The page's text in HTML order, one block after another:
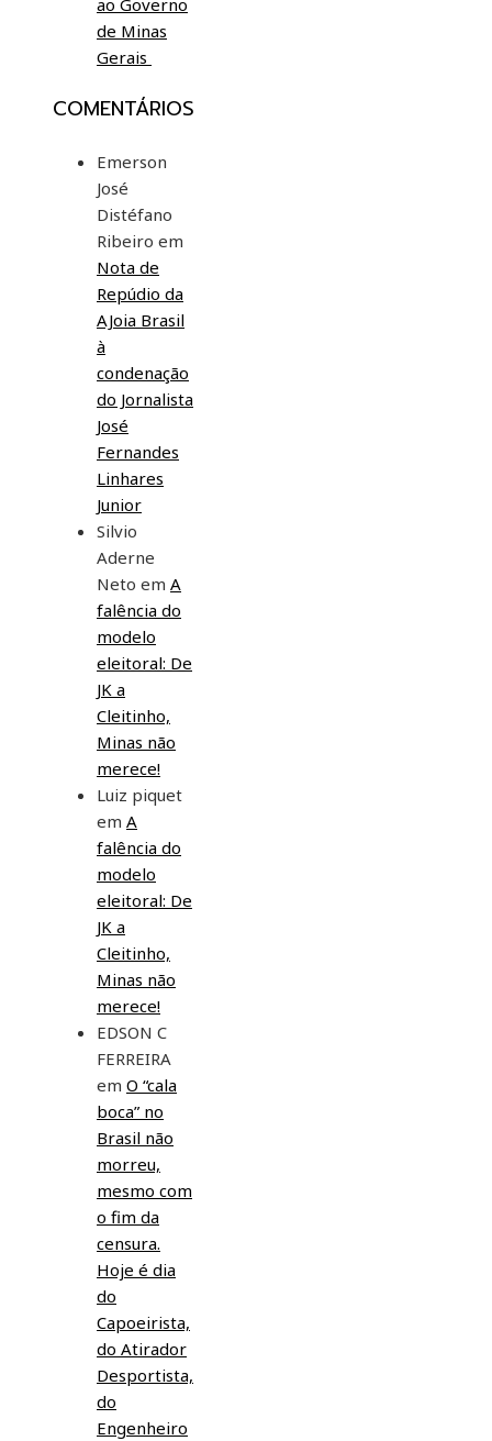
de Minas
Gerais
COMENTÁRIOS
Emerson
José
Distéfano
Ribeiro em
Nota de
Repúdio da
AJoia Brasil
à
condenação
do Jornalista
José
Fernandes
Linhares
Junior
Silvio
Aderne
Neto em A
falência do
modelo
eleitoral: De
JK a
Cleitinho,
Minas não
merece!
Luiz piquet
em A
falência do
modelo
eleitoral: De
JK a
Cleitinho,
Minas não
merece!
EDSON C
FERREIRA
em O “cala
boca” no
Brasil não
morreu,
mesmo com
o fim da
censura.
Hoje é dia
do
Capoeirista,
do Atirador
Desportista,
do
Engenheiro